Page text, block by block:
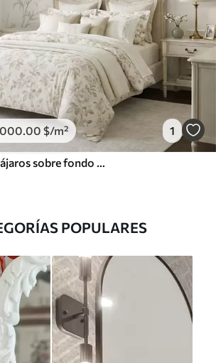
.00 $/m² 1
Delicadas flores y pájaros sobre fondo de tiza.
POPULARES